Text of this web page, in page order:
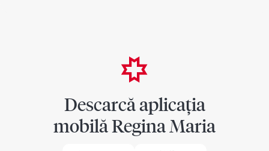
Descarcă aplicația
mobilă Regina Maria